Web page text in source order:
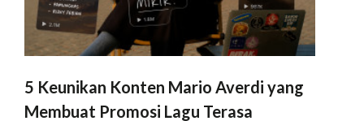
5 Keunikan Konten Mario Averdi yang
Membuat Promosi Lagu Terasa